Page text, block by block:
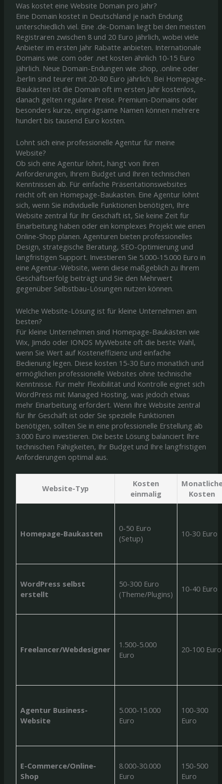
Was kostet eine Website Domain pro Jahr?
Eine Domain kostet in Deutschland je nach Endung
unterschiedlich viel. Eine .de-Domain liegt bei den meisten
Registraren zwischen 8 und 20 Euro jährlich, wobei viele
Anbieter im ersten Jahr Rabatte anbieten. Internationale
Domains wie .com oder .net kosten ähnlich 10-15 Euro
jährlich. Neue Domain-Endungen wie .shop, .online oder
.berlin sind teurer mit 20-80 Euro jährlich. Bei Homepage-
Baukästen ist die Domain oft im ersten Jahr kostenlos,
danach gelten reguläre Preise. Premium-Domains oder
besonders kurze, einprägsame Namen können mehrere
hundert bis tausend Euro kosten.
Lohnt sich eine professionelle Agentur für meine
Website?
Ob sich eine Agentur lohnt, hängt von Ihren
Anforderungen, Ihrem Budget und Ihren technischen
Kenntnissen ab. Für einfache Präsentationswebsites
reicht oft ein Homepage-Baukasten. Eine Agentur lohnt
sich, wenn Sie individuelle Funktionen benötigen, Ihre
Website zentral für Ihr Geschäft ist, Sie keine Zeit für
Einarbeitung haben oder ein komplexes Projekt wie einen
Online-Shop planen. Agenturen bieten professionelles
Design, strategische Beratung, SEO-Optimierung und
langfristigen Support. Investieren Sie 5.000-15.000 Euro in
eine Agentur-Website, wenn diese maßgeblich zu Ihrem
Geschäftserfolg beiträgt und Sie den Mehrwert
gegenüber Selbstbau-Lösungen nutzen können.
Welche Website-Lösung ist für kleine Unternehmen am
besten?
Für kleine Unternehmen sind Homepage-Baukästen wie
Wix, Jimdo oder IONOS MyWebsite oft die beste Wahl,
wenn Sie Wert auf Kosteneffizienz und einfache
Bedienung legen. Diese kosten 15-30 Euro monatlich und
ermöglichen professionelle Websites ohne technische
Kenntnisse. Für mehr Flexibilität und Kontrolle eignet sich
WordPress mit Managed Hosting, was jedoch etwas
mehr Einarbeitung erfordert. Wenn Ihre Website zentral
für Ihr Geschäft ist oder Sie spezielle Funktionen
benötigen, sollten Sie in eine professionelle Erstellung ab
3.000 Euro investieren. Die beste Lösung balanciert Ihre
technischen Fähigkeiten, Ihr Budget und Ihre langfristigen
Anforderungen optimal aus.
Website-Typ
Kosten
einmalig
Kosten
Homepage-Baukasten
0-50 Euro
(Setup)
10-30 Euro
WordPress selbst
erstellt
50-300 Euro
(Theme/Plugins)
10-40 Euro
Freelancer/Webdesigner
1.500-5.000
Euro
20-100 Euro
Agentur Business-
Website
5.000-15.000
Euro
100-300
Euro
E-Commerce/Online-
Shop
8.000-30.000
Euro
150-500
Euro